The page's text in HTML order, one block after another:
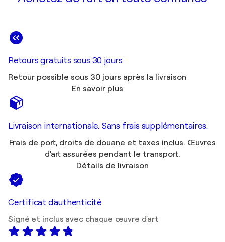
Retours gratuits sous 30 jours
Retour possible sous 30 jours après la livraison
En savoir plus
Livraison internationale. Sans frais supplémentaires.
Frais de port, droits de douane et taxes inclus. Œuvres
d'art assurées pendant le transport.
Détails de livraison
Certificat d'authenticité
Signé et inclus avec chaque œuvre d'art